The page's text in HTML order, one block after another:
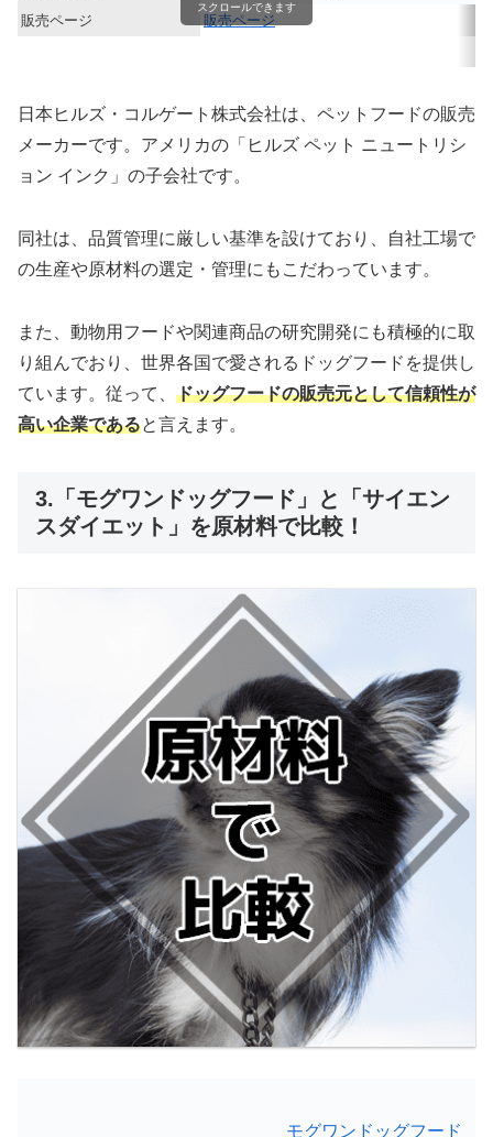
販売ページ 販売ページ
スクロールできます
日本ヒルズ・コルゲート株式会社は、ペットフードの販売
メーカーです。アメリカの「ヒルズ ペット ニュートリシ
ョン インク」の子会社です。
同社は、品質管理に厳しい基準を設けており、自社工場で
の生産や原材料の選定・管理にもこだわっています。
また、動物用フードや関連商品の研究開発にも積極的に取
り組んでおり、世界各国で愛されるドッグフードを提供し
ています。従って、 ドッグフードの販売元として信頼性が
高い企業であると言えます。
3.「モグワンドッグフード」と「サイエン
スダイエット」を原材料で比較！
モグワンドッグフード